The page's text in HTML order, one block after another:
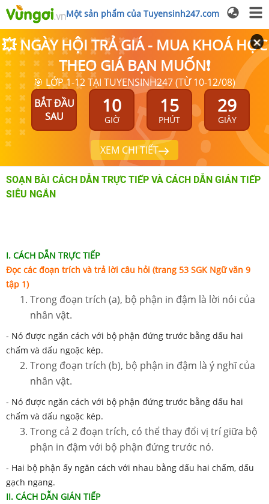
Một sản phẩm của Tuyensinh247.com
💥 NGÀY HỘI TRẢ GIÁ - MUA KHOÁ HỌC
THEO GIÁ BẠN MUỐN❗
🎯 LỚP 1-12 TẠI TUYENSINH247 (TỪ 10-12/08)
BẮT ĐẦU
SAU
10
GIỜ
15
PHÚT
29
GIÂY
XEM CHI TIẾT
SOẠN BÀI CÁCH DẪN TRỰC TIẾP VÀ CÁCH DẪN GIÁN TIẾP
SIÊU NGẮN
I. CÁCH DẪN TRỰC TIẾP
Đọc các đoạn trích và trả lời câu hỏi (trang 53 SGK Ngữ văn 9
tập 1)
Trong đoạn trích (a), bộ phận in đậm là lời nói của
nhân vật.
- Nó được ngăn cách với bộ phận đứng trước bằng dấu hai
chấm và dấu ngoặc kép.
Trong đoạn trích (b), bộ phận in đậm là ý nghĩ của
nhân vật.
- Nó được ngăn cách với bộ phận đứng trước bằng dấu hai
chấm và dấu ngoặc kép.
Trong cả 2 đoạn trích, có thể thay đổi vị trí giữa bộ
phận in đậm với bộ phận đứng trước nó.
- Hai bộ phận ấy ngăn cách với nhau bằng dấu hai chấm, dấu
gạch ngang.
II. CÁCH DẪN GIÁN TIẾP